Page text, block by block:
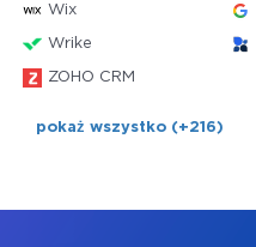
Wix
Wrike
ZOHO CRM
pokaż wszystko (+216)